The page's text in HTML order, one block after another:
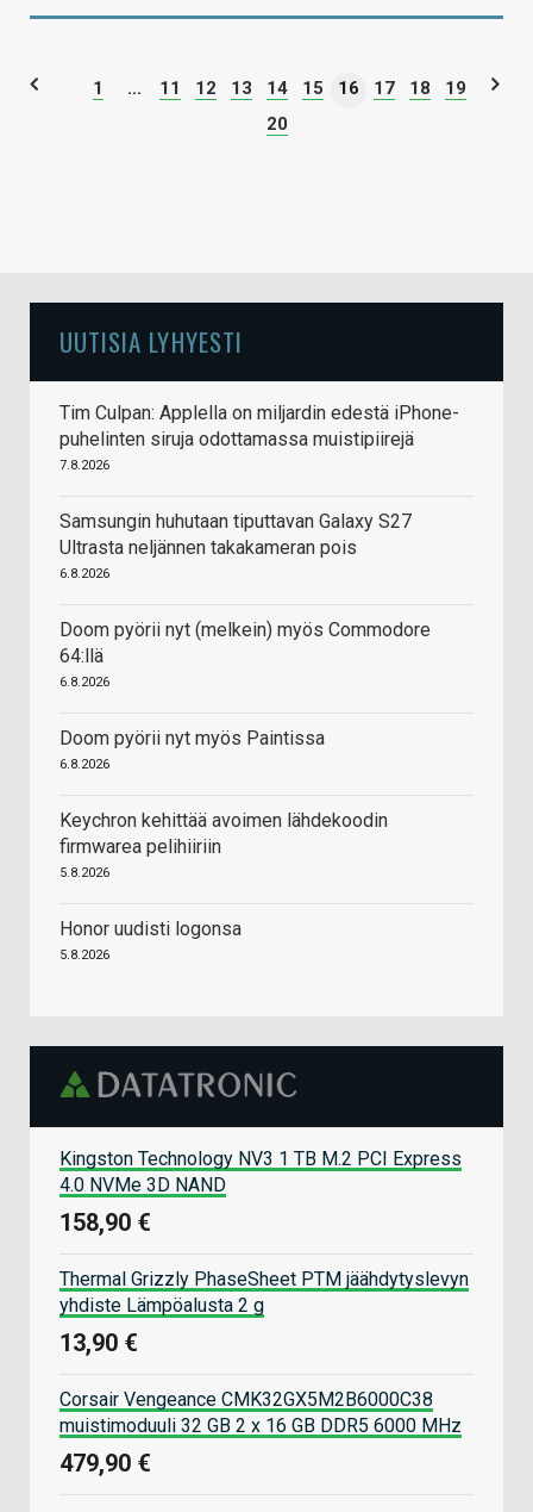
1 ... 11 12 13 14 15 16 17 18
19
20
UUTISIA LYHYESTI
Tim Culpan: Applella on miljardin edestä iPhone-
puhelinten siruja odottamassa muistipiirejä
7.8.2026
Samsungin huhutaan tiputtavan Galaxy S27
Ultrasta neljännen takakameran pois
6.8.2026
Doom pyörii nyt (melkein) myös Commodore
64:llä
6.8.2026
Doom pyörii nyt myös Paintissa
6.8.2026
Keychron kehittää avoimen lähdekoodin
firmwarea pelihiiriin
5.8.2026
Honor uudisti logonsa
5.8.2026
Kingston Technology NV3 1 TB M.2 PCI Express
4.0 NVMe 3D NAND
158,90 €
Thermal Grizzly PhaseSheet PTM jäähdytyslevyn
yhdiste Lämpöalusta 2 g
13,90 €
Corsair Vengeance CMK32GX5M2B6000C38
muistimoduuli 32 GB 2 x 16 GB DDR5 6000 MHz
479,90 €